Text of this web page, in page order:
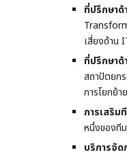
ที่ปรึกษา
เสี่ยงด้าน
ที่ปรึกษา
สถาปัตยก
การโยกย้
การเสริ
หนึ่งของทีม
บริการจั